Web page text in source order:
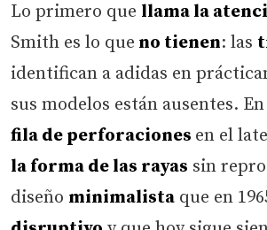
Lo primero que llama la
Smith es lo que no tienen: las
identifican a adidas en
sus modelos están ausentes.
fila de perforaciones en el
la forma de las rayas sin
diseño minimalista que en